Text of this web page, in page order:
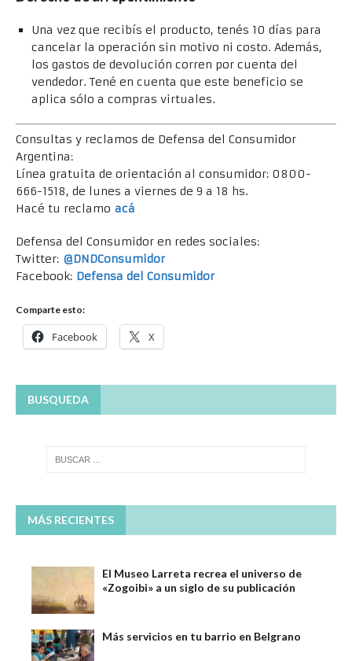
Una vez que recibís el producto, tenés 10 días para
cancelar la operación sin motivo ni costo. Además,
los gastos de devolución corren por cuenta del
vendedor. Tené en cuenta que este beneficio se
aplica sólo a compras virtuales.
Consultas y reclamos de Defensa del Consumidor
Argentina:
Línea gratuita de orientación al consumidor: 0800-
666-1518, de lunes a viernes de 9 a 18 hs.
Hacé tu reclamo acá
Defensa del Consumidor en redes sociales:
Twitter: @DNDConsumidor
Facebook: Defensa del Consumidor
Comparte esto:
Facebook X
BUSQUEDA
MÁS RECIENTES
El Museo Larreta recrea el universo de
«Zogoibi» a un siglo de su publicación
Más servicios en tu barrio en Belgrano